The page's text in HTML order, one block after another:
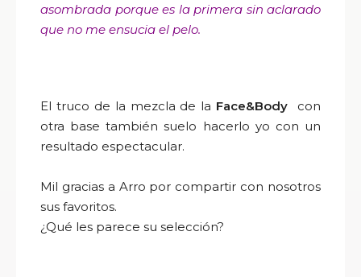
asombrada porque es la primera sin aclarado
que no me ensucia el pelo.
El truco de la mezcla de la Face&Body con
otra base también suelo hacerlo yo con un
resultado espectacular.
Mil gracias a Arro por compartir con nosotros
sus favoritos.
¿Qué les parece su selección?